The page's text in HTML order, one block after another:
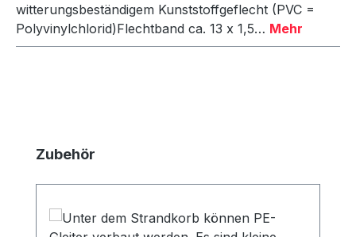
witterungsbeständigem Kunststoffgeflecht (PVC =
Polyvinylchlorid)Flechtband ca. 13 x 1,5… Mehr
Produktgalerie überspringen
Zubehör